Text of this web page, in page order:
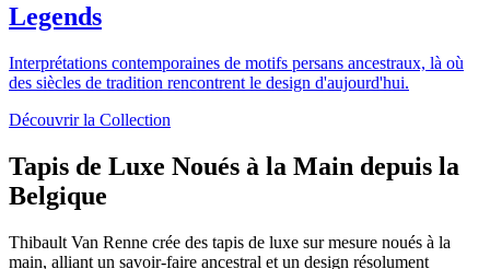
Legends
Interprétations contemporaines de motifs persans ancestraux, là où
des siècles de tradition rencontrent le design d'aujourd'hui.
Découvrir la Collection
Tapis de Luxe Noués à la Main depuis la
Belgique
Thibault Van Renne crée des tapis de luxe sur mesure noués à la
main, alliant un savoir-faire ancestral et un design résolument